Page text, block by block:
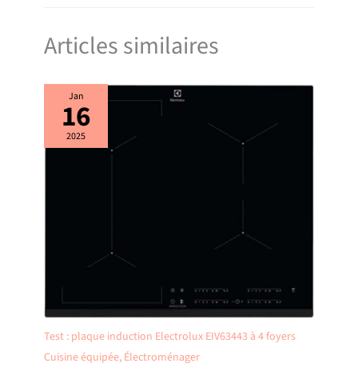
Articles similaires
Jan
16
2025
Test : plaque induction Electrolux EIV63443 à 4 foyers
Cuisine équipée, Électroménager